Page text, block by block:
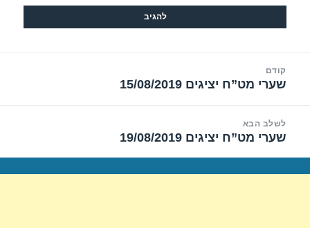
קודם
הפוסט
שערי מט”ח יציגים 15/08/2019
לשלב הבא
הפוסט
שערי מט”ח יציגים 19/08/2019